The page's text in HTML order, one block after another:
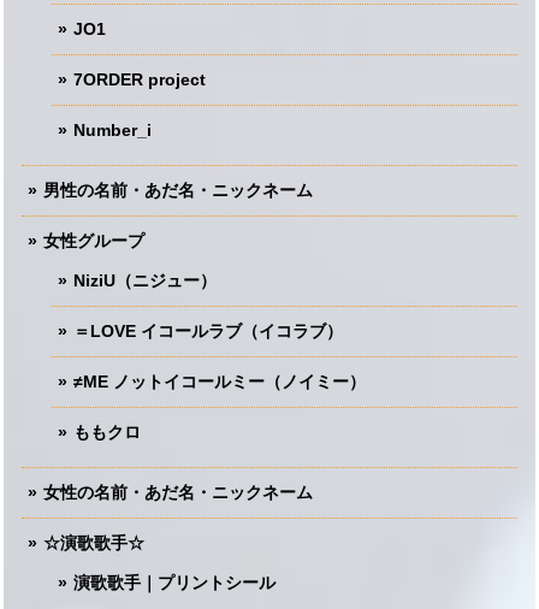
JO1
7ORDER project
Number_i
男性の名前・あだ名・ニックネーム
女性グループ
NiziU（ニジュー）
＝LOVE イコールラブ（イコラブ）
≠ME ノットイコールミー（ノイミー）
ももクロ
女性の名前・あだ名・ニックネーム
☆演歌歌手☆
演歌歌手｜プリントシール